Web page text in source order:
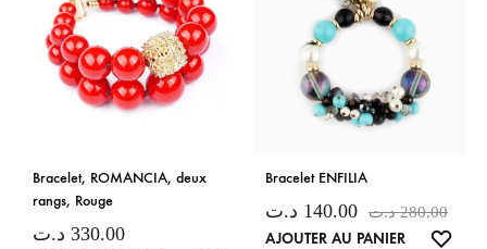
Bracelet, ROMANCIA, deux
rangs, Rouge
330.00 د.ت
Bracelet ENFILIA
140.00 د.ت 280.00 د.ت
AJOUTER AU PANIER